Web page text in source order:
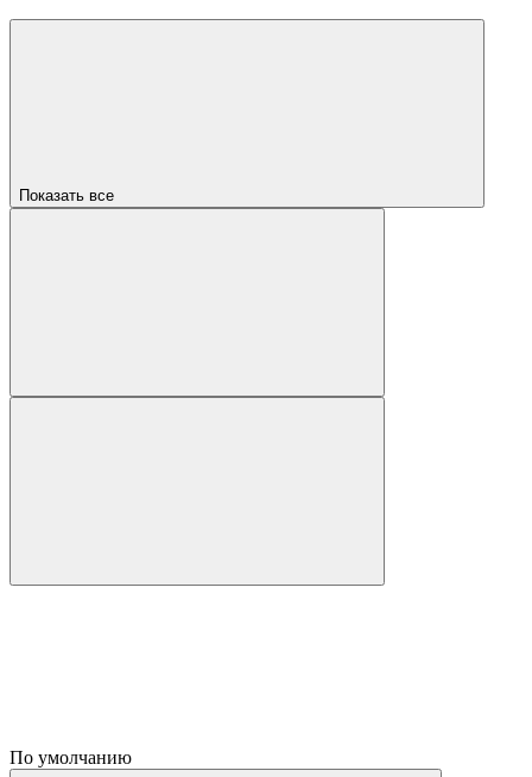
Показать все
По умолчанию